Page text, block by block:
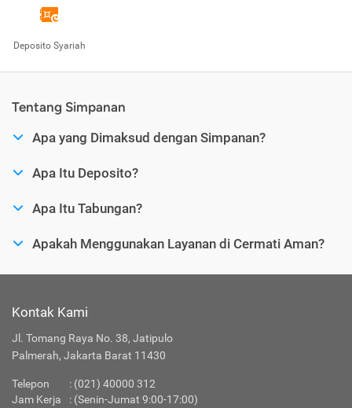
Deposito Syariah
Tentang Simpanan
Apa yang Dimaksud dengan Simpanan?
Apa Itu Deposito?
Apa Itu Tabungan?
Apakah Menggunakan Layanan di Cermati Aman?
Kontak Kami
Jl. Tomang Raya No. 38, Jatipulo
Palmerah, Jakarta Barat 11430
Telepon : (021) 40000 312
Jam Kerja
: (Senin-Jumat 9:00-17:00)